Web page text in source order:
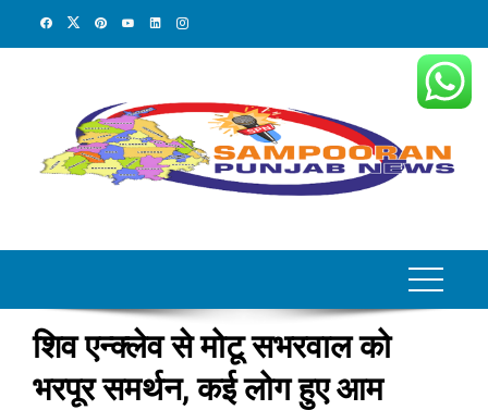
शिव एन्क्लेव से मोटू सभरवाल को
भरपूर समर्थन, कई लोग हुए आम